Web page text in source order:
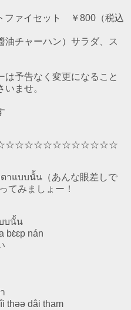
ファイセット ￥800（税込
ーハン）サラダ、ス
は予告なく変更になること
ませ。
าแบบนั้น（あんな眼差しで
てみましょー！
บนั้น
bɛ̀ɛp nán
thəə dâi tham